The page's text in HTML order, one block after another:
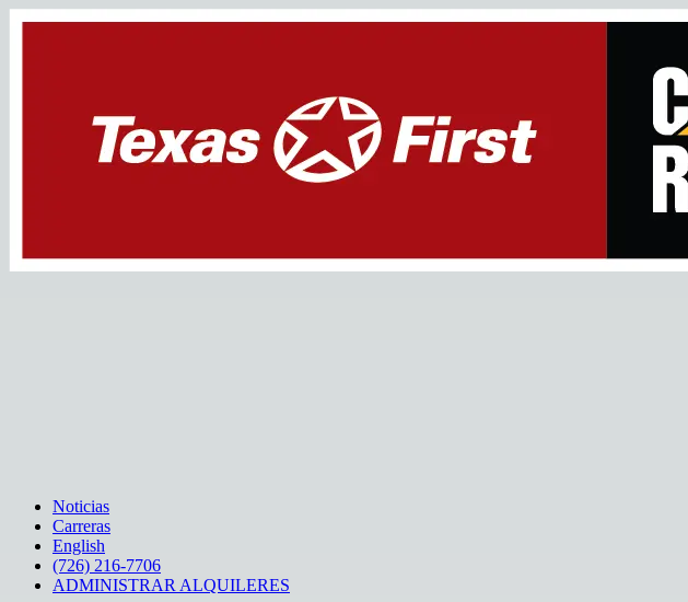
Noticias
Carreras
English
(726) 216-7706
ADMINISTRAR ALQUILERES